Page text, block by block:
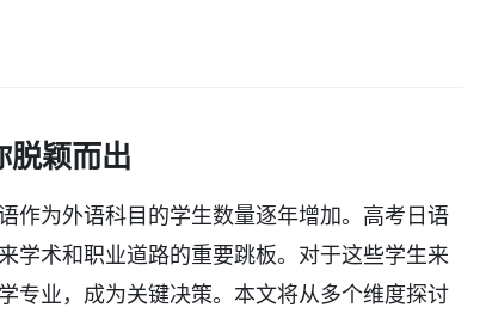
脱颖而出
作为外语科目的学生数量逐年增加。高考日语
学术和职业道路的重要跳板。对于这些学生来
专业，成为关键决策。本文将从多个维度探讨